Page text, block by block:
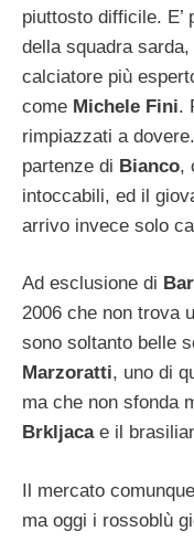
piuttosto difficile.
della squadra sarda,
calciatore più
come Michele Fini.
rimpiazzati a
partenze di Bianco,
intoccabili, ed il
arrivo invece solo
Ad esclusione di
2006 che non trova
sono soltanto belle
Marzoratti, uno di
ma che non sfonda
Brkljaca e il
Il mercato
ma oggi i rossoblù